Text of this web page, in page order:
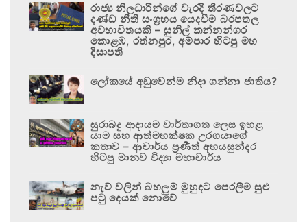
රාජ්‍ය නිලධාරීන්ගේ වැරදි තීරණවලට
දණ්ඩ නීති සංග්‍රහය යෙදවීම බරපතල
අවභාවිතයකි – සුනිල් කන්නන්ගර
කොළඹ, රත්නපුර, අම්පාර හිටපු මහ
දිසාපති
ලෝකයේ අඩුවෙන්ම නිදා ගන්නා ජාතිය?
සුරාබදු ආදායම වාර්තාගත ලෙස ඉහළ
යාම සහ ආත්මභක්ෂක උරගයාගේ
කතාව – ආචාර්ය ප්‍රණීත් අභයසුන්දර
හිටපු මානව විද්‍යා මහාචාර්ය
නැව් වලින් බහලුම් මුහුදට පෙරලීම සුළු
පටු දෙයක් නොවේ